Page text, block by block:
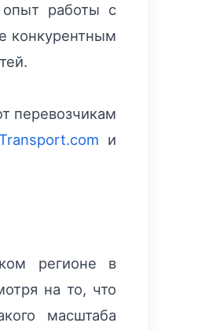
опыт работы с
конкурентным
перевозчикам
и
регионе в
на то, что
масштаба